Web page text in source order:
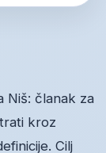
Niš: članak za
kroz
Cilj